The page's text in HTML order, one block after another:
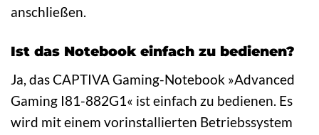
anschließen.
Ist das Notebook einfach zu bedienen?
Ja, das CAPTIVA Gaming-Notebook »Advanced
Gaming I81-882G1« ist einfach zu bedienen. Es
wird mit einem vorinstallierten Betriebssystem